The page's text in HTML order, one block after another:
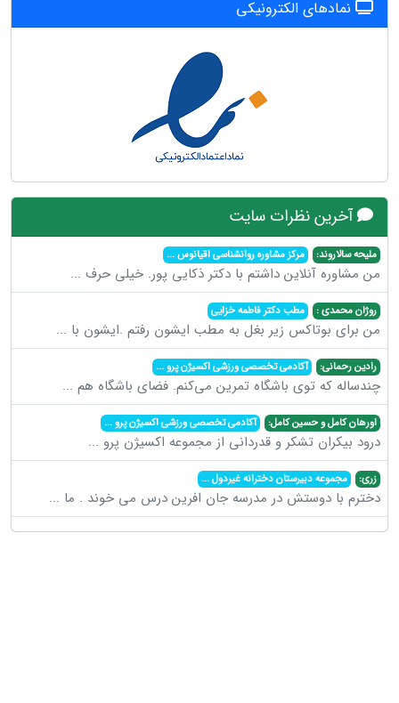
نمادهای الکترونیکی
آخرین نظرات سایت
ملیحه سالاروند: مرکز مشاوره روانشناسی اقیانوس...
من مشاوره آنلاین داشتم با دکتر ذکایی پور. خیلی حرف ...
روژان محمدی : مطب دکتر فاطمه خزایی
من برای بوتاکس زیر بغل به مطب ایشون رفتم .ایشون با ...
رادین رحمانی: آکادمی تخصصی ورزشی اکسیژن پرو...
چندساله که توی باشگاه تمرین می‌کنم. فضای باشگاه هم ...
اورهان کامل و حسین کامل: آکادمی تخصصی ورزشی اکسیژن پرو...
درود بیکران تشکر و قدردانی از مجموعه اکسیژن پرو ...
زری: مجموعه دبیرستان دخترانه غیردول...
دخترم با دوستش در مدرسه جان افرین درس می خوند . ما ...